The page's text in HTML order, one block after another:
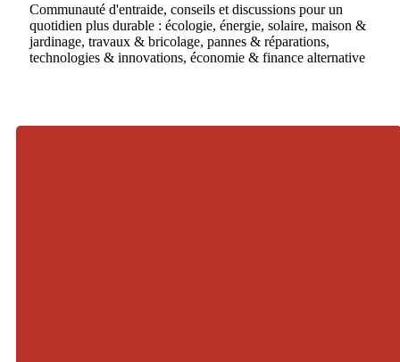
Communauté d'entraide, conseils et discussions pour un
quotidien plus durable : écologie, énergie, solaire, maison &
jardinage, travaux & bricolage, pannes & réparations,
technologies & innovations, économie & finance alternative